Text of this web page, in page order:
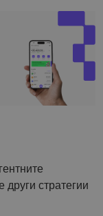
стратегии